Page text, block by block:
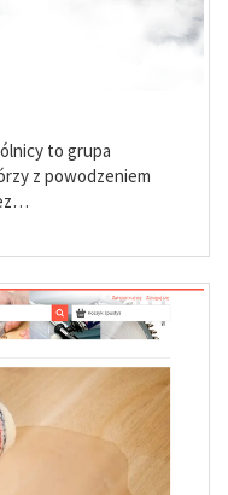
to grupa
z powodzeniem